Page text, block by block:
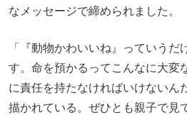
なメッセージで締められました。
「『動物かわいいね』っていう
す。命を預かるってこんなに大変
に責任を持たなければいけないん
描かれている。ぜひとも親子で見